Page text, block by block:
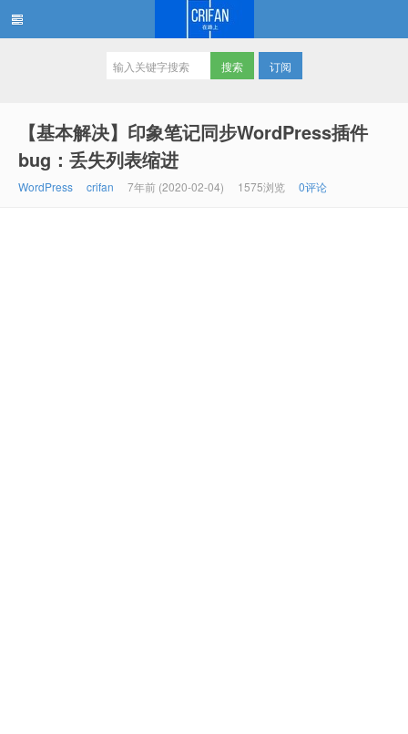
订阅
【基本解决】印象笔记同步WordPress插件
bug：丢失列表缩进
WordPress crifan 7年前 (2020-02-04) 1575浏览 0评论